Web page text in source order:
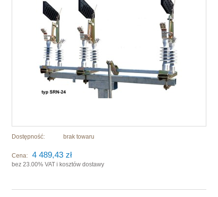
Dostępność: brak towaru
Cena: 4 489,43 zł
bez 23.00% VAT i kosztów dostawy